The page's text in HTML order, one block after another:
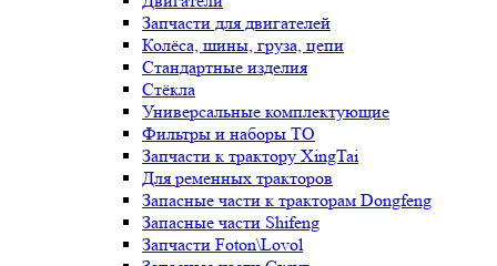
Запчасти для двигателей
Колёса, шины, груза, цепи
Стандартные изделия
Стёкла
Универсальные комплектующие
Фильтры и наборы ТО
Запчасти к трактору XingTai
Для ременных тракторов
Запасные части к тракторам Dongfeng
Запасные части Shifeng
Запчасти Foton\Lovol